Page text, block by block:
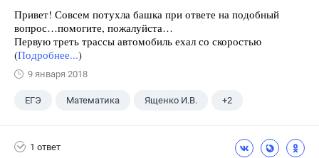
Привет! Совсем потухла башка при ответе на подобный
вопрос…помогите, пожалуйста…
Первую треть трассы автомобиль ехал со скоростью
(Подробнее...)
9 января 2018
ЕГЭ Математика Ященко И.В. +2
1 ответ